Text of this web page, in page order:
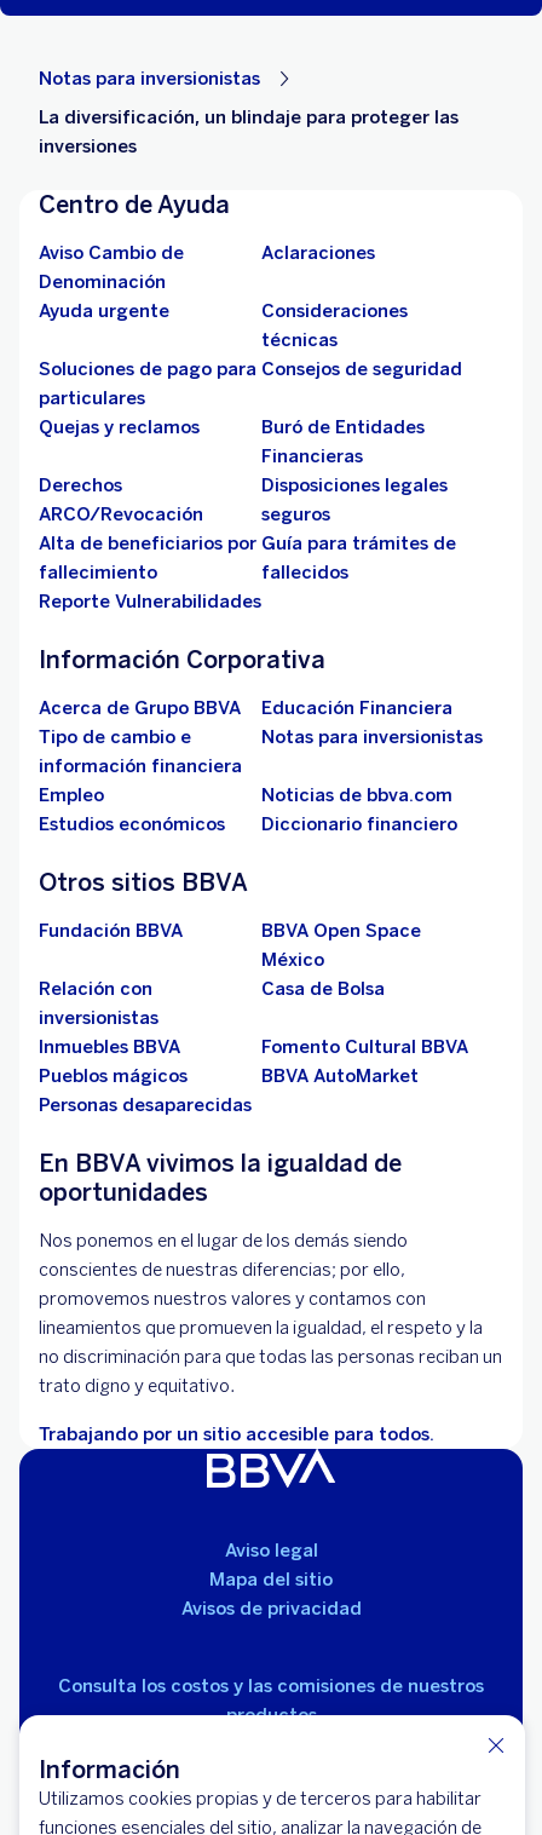
Información
Utilizamos cookies propias y de terceros para habilitar
funciones esenciales del sitio, analizar la navegación de
Notas para inversionistas
La diversificación, un blindaje para proteger las
inversiones
Centro de Ayuda
Aviso Cambio de
Denominación
Aclaraciones
Ayuda urgente
Consideraciones
técnicas
Soluciones de pago para
particulares
Consejos de seguridad
Quejas y reclamos
Buró de Entidades
Financieras
Derechos
ARCO/Revocación
Disposiciones legales
seguros
Alta de beneficiarios por
fallecimiento
Guía para trámites de
fallecidos
Reporte Vulnerabilidades
Información Corporativa
Acerca de Grupo BBVA
Educación Financiera
Tipo de cambio e
información financiera
Notas para inversionistas
Empleo
Noticias de bbva.com
Estudios económicos
Diccionario financiero
Otros sitios BBVA
Fundación BBVA
BBVA Open Space
México
Relación con
inversionistas
Casa de Bolsa
Inmuebles BBVA
Fomento Cultural BBVA
Pueblos mágicos
BBVA AutoMarket
Personas desaparecidas
En BBVA vivimos la igualdad de
oportunidades
Nos ponemos en el lugar de los demás siendo
conscientes de nuestras diferencias; por ello,
promovemos nuestros valores y contamos con
lineamientos que promueven la igualdad, el respeto y la
no discriminación para que todas las personas reciban un
trato digno y equitativo.
Trabajando por un sitio accesible para todos.
Aviso legal
Mapa del sitio
Avisos de privacidad
Consulta los costos y las comisiones de nuestros
productos